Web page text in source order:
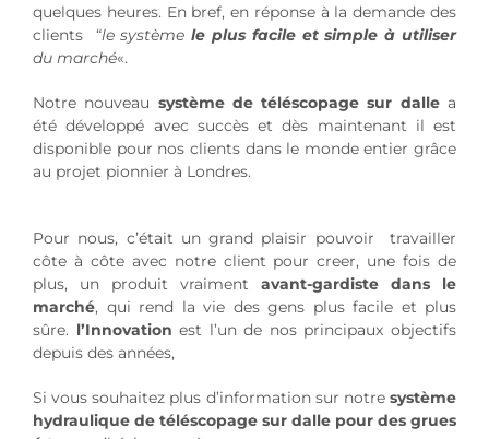
quelques heures. En bref, en réponse à la demande des
clients “le systèmele plus facile et simple à utiliser
du marché«.
Notre nouveau système de téléscopage sur dallea
été développé avec succès et dès maintenant il est
disponible pour nos clients dans le monde entier grâce
au projet pionnier à Londres.
Pour nous, c’était un grand plaisir pouvoir travailler
côte à côte avec notre client pour creer, une fois de
plus, un produit vraiment avant-gardiste dans le
marché, qui rend la vie des gens plus facile et plus
sûre. l’Innovation est l’un de nos principaux objectifs
depuis des années,
Si vous souhaitez plus d’information sur notre système
hydraulique de téléscopage sur dalle pour des grues